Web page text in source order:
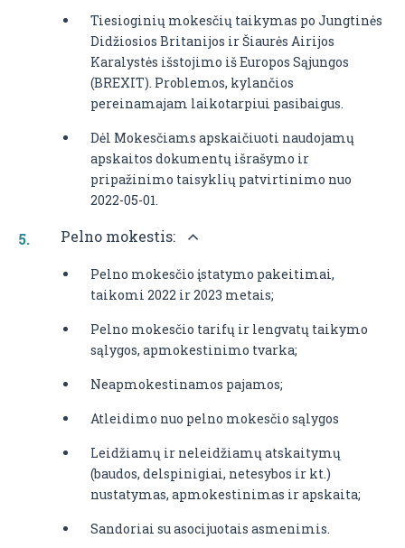
Tiesioginių mokesčių taikymas po Jungtinės
Didžiosios Britanijos ir Šiaurės Airijos
Karalystės išstojimo iš Europos Sąjungos
(BREXIT). Problemos, kylančios
pereinamajam laikotarpiui pasibaigus.
Dėl Mokesčiams apskaičiuoti naudojamų
apskaitos dokumentų išrašymo ir
pripažinimo taisyklių patvirtinimo nuo
2022-05-01.
Pelno mokestis:
Pelno mokesčio įstatymo pakeitimai,
taikomi 2022 ir 2023 metais;
Pelno mokesčio tarifų ir lengvatų taikymo
sąlygos, apmokestinimo tvarka;
Neapmokestinamos pajamos;
Atleidimo nuo pelno mokesčio sąlygos
Leidžiamų ir neleidžiamų atskaitymų
(baudos, delspinigiai, netesybos ir kt.)
nustatymas, apmokestinimas ir apskaita;
Sandoriai su asocijuotais asmenimis.